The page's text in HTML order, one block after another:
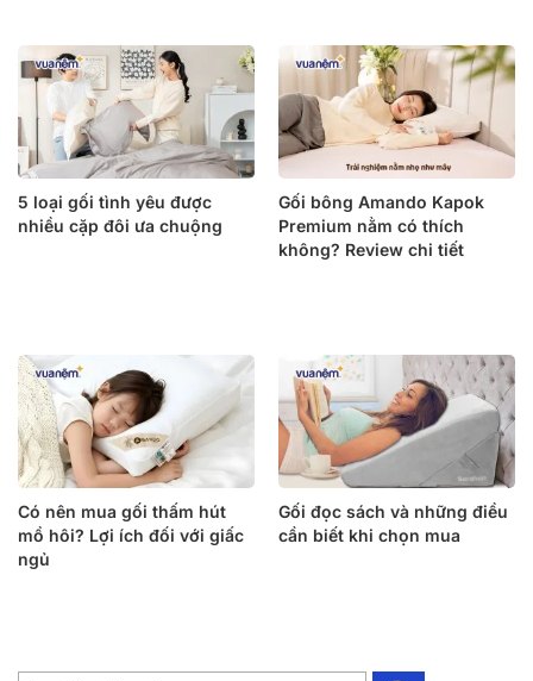
5 loại gối tình yêu được
nhiều cặp đôi ưa chuộng
Gối bông Amando Kapok
Premium nằm có thích
không? Review chi tiết
Có nên mua gối thấm hút
mồ hôi? Lợi ích đối với giấc
ngủ
Gối đọc sách và những điều
cần biết khi chọn mua